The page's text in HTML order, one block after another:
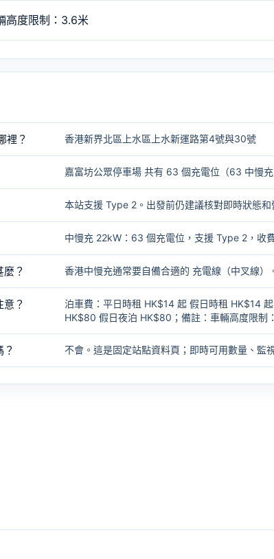
高度限制：3.6米
裡？ 香港新界北區上水區上水新運路第4號與30號
嘉富坊公眾停車場 共有 63 個充電位（63 中慢充
本站支援 Type 2。出發前仍建議核對即時狀態和
中慢充 22kW：63 個充電位，支援 Type 2，收
？ 香港中慢充通常要自備合適的 充電線（中叉線）
？
泊車費：平日時租 HK$14 起 假日時租 HK$14
HK$80 假日夜泊 HK$80；備註：車輛高度限制
不會。這是固定站點資料頁；即時可用數量、監